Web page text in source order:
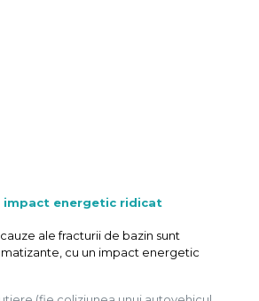
impact energetic ridicat
ale fracturii de bazin sunt
cu un impact energetic